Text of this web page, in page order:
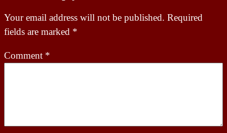
Your email address will not be published. Required
fields are marked *
Comment *